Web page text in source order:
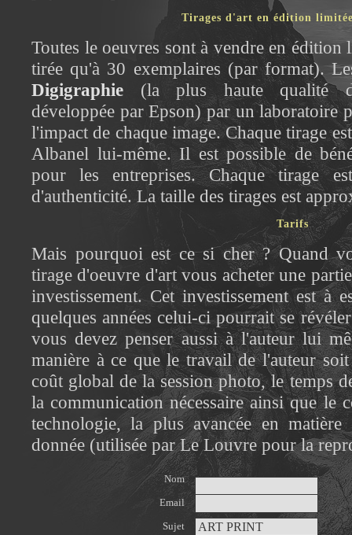
Tirages d'art en édition
Toutes le oeuvres sont à vendre en édition
tirée qu'à 30 exemplaires (par format).
Digigraphie (la plus haute qualité
développée par Epson) par un laboratoire
l'impact de chaque image. Chaque tirage
Albanel lui-même. Il est possible de
pour les entreprises. Chaque tirage
d'authenticité. La taille des tirages est
Tarifs
Mais pourquoi est ce si cher ? Quand
tirage d'oeuvre d'art vous acheter une
investissement. Cet investissement est à
quelques années celui-ci pourrait se
vous devez penser aussi à l'auteur lui
manière à ce que le travail de l'auteur
coût global de la session photo, le temps
la communication nécessaire ainsi que le
technologie, la plus avancée en
donnée (utilisée par Le Louvre pour la
Nom
Email
Sujet